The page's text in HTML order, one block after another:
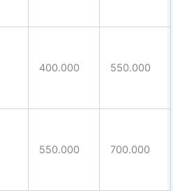
400.000 550.000
550.000 700.000